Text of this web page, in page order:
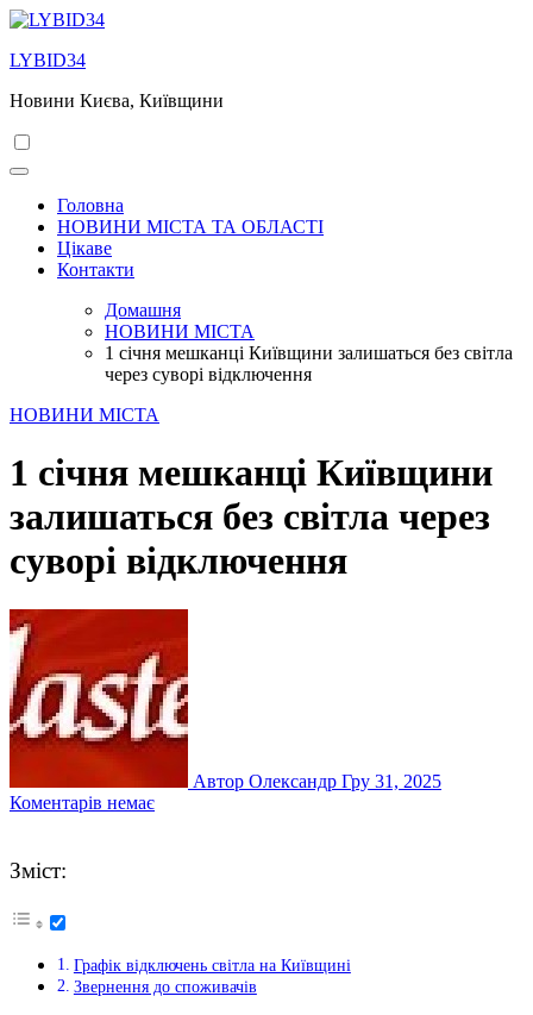
Перейти
вмісту
LYBID34
Новини Києва, Київщини
Головна
НОВИНИ МІСТА ТА ОБЛАСТІ
Цікаве
Контакти
Домашня
НОВИНИ МІСТА
1 січня мешканці Київщини залишаться без світла
через суворі відключення
НОВИНИ МІСТА
1 січня мешканці Київщини
залишаться без світла через
суворі відключення
Автор Олександр Гру 31, 2025
Коментарів немає
Зміст:
Графік відключень світла на Київщині
Звернення до споживачів